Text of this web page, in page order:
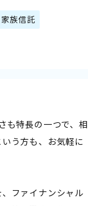
家族信託
も特長の一つで、相
う方も、お気軽に
ファイナンシャル